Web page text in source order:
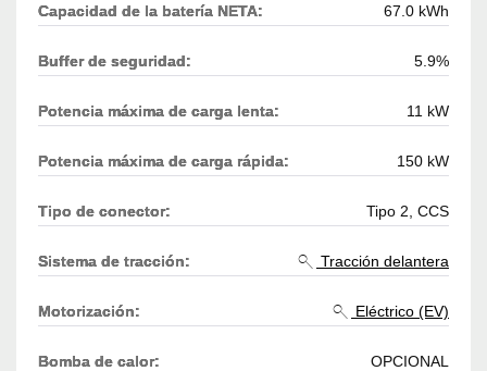
Capacidad de la batería NETA: 67.0 kWh
Buffer de seguridad: 5.9%
Potencia máxima de carga lenta: 11 kW
Potencia máxima de carga rápida: 150 kW
Tipo de conector: Tipo 2, CCS
Sistema de tracción: Tracción delantera
Motorización: Eléctrico (EV)
Bomba de calor: OPCIONAL